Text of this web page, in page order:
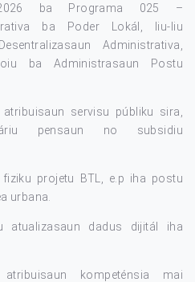
2026 ba Programa 025 –
ba Poder Lokál, liu-liu
Administrativa,
ba Administrasaun Postu
servisu públiku sira,
pensaun no subsidiu
projetu BTL, e.p iha postu
urbana.
atualizasaun dadus dijitál iha
kompeténsia mai